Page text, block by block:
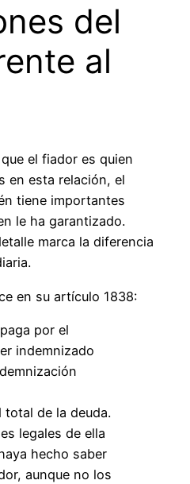
del
al
el fiador es quien
en esta relación, el
tiene importantes
le ha garantizado.
marca la diferencia
en su artículo 1838:
por el
indemnizado
total de la deuda.
legales de ella
hecho saber
aunque no los